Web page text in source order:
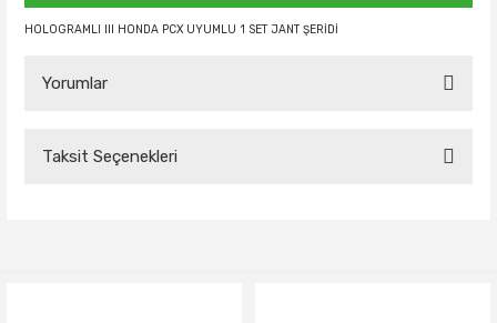
HOLOGRAMLI III HONDA PCX UYUMLU 1 SET JANT ŞERİDİ
Yorumlar
Taksit Seçenekleri